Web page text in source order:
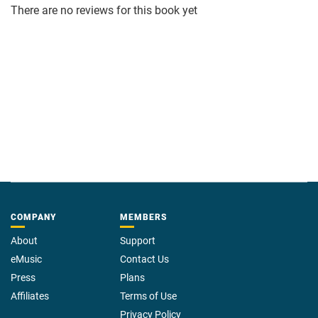
There are no reviews for this book yet
COMPANY
About
eMusic
Press
Affiliates
MEMBERS
Support
Contact Us
Plans
Terms of Use
Privacy Policy